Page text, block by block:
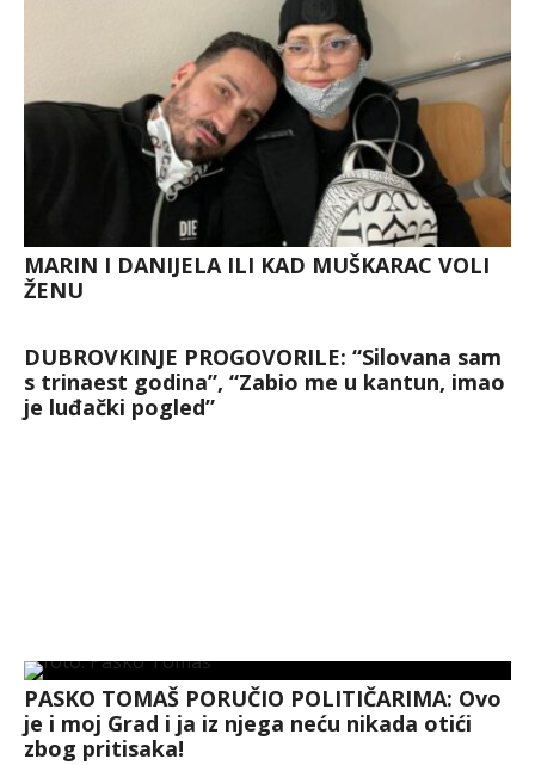
MARIN I DANIJELA ILI KAD MUŠKARAC VOLI
ŽENU
DUBROVKINJE PROGOVORILE: “Silovana sam
s trinaest godina”, “Zabio me u kantun, imao
je luđački pogled”
PASKO TOMAŠ PORUČIO POLITIČARIMA: Ovo
je i moj Grad i ja iz njega neću nikada otići
zbog pritisaka!